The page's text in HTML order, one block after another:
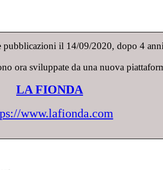
pubblicazioni il 14/09/2020, dopo 4
ora sviluppate da una nuova
LA FIONDA
www.lafionda.com